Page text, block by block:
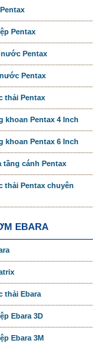
Pentax
Pentax
Pentax
thải Pentax
khoan Pentax 4 Inch
khoan Pentax 6 Inch
tầng cánh Pentax
thải Pentax chuyên
EBARA
thải Ebara
Ebara 3D
Ebara 3M